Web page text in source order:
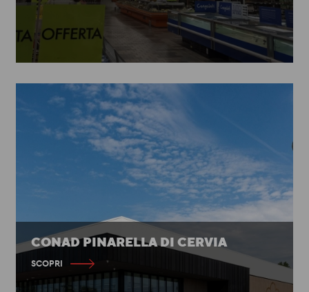
CONAD PINARELLA DI CERVIA
SCOPRI